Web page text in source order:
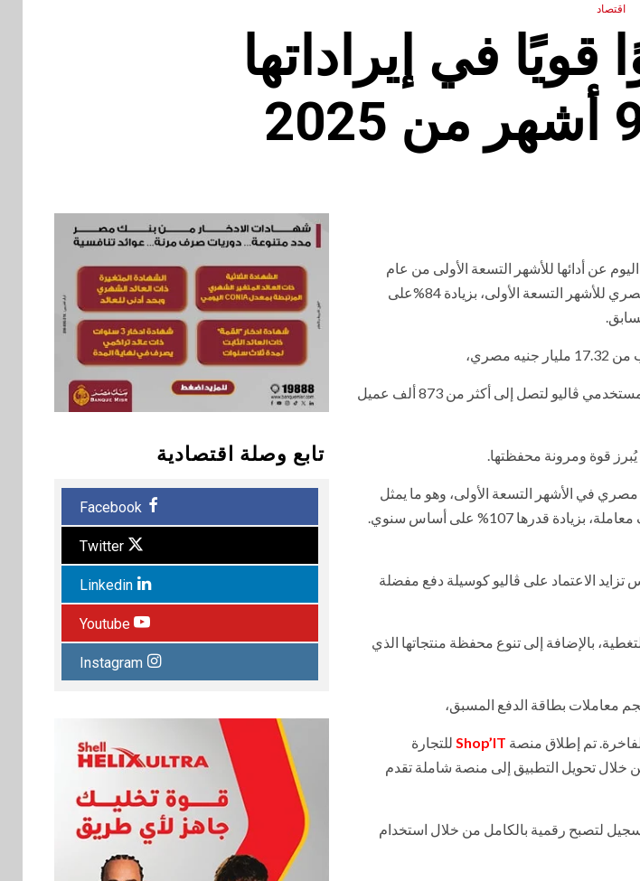
اقتصاد
في إيراداتها
عن أدائها للأشهر التسعة الأولى من عام
2025، والذي يعكس نموًا قويًا.وقد أعلنت الشركة عن إيرادات إجمالية بلغت 4 مليارات جنيه مصري للأشهر التسعة الأولى، بزيادة 84%على
وارتفع إجمالي عدد المعاملات بنسبة 107% ليصل إلى حوالي6.1 مليون معاملة.ونمت قاعدة مستخدمي ڤاليو لتصل إلى أكثر من 873 ألف عميل
في الأشهر التسعة الأولى، وهو ما يمثل
زيادة بنسبة 57% على أساس سنوي، بينما ارتفع متوسط عدد المعاملات اليومية إلى 22.2 ألف معاملة، بزيادة قدرها 107% على أساس سنوي.
على أساس سنوي. وهذا يعكس تزايد الاعتماد على ڤاليو كوسيلة دفع مفضلة
بالإضافة إلى تنوع محفظة منتجاتها الذي
معاملات بطاقة الدفع المسبق،
تم إطلاق منصة Shop’IT للتجارة
من خلال تحويل التطبيق إلى منصة شاملة تقدم
لتصبح رقمية بالكامل من خلال استخدام
تابع وصلة اقتصادية
Facebook
Twitter
Linkedin
Youtube
Instagram